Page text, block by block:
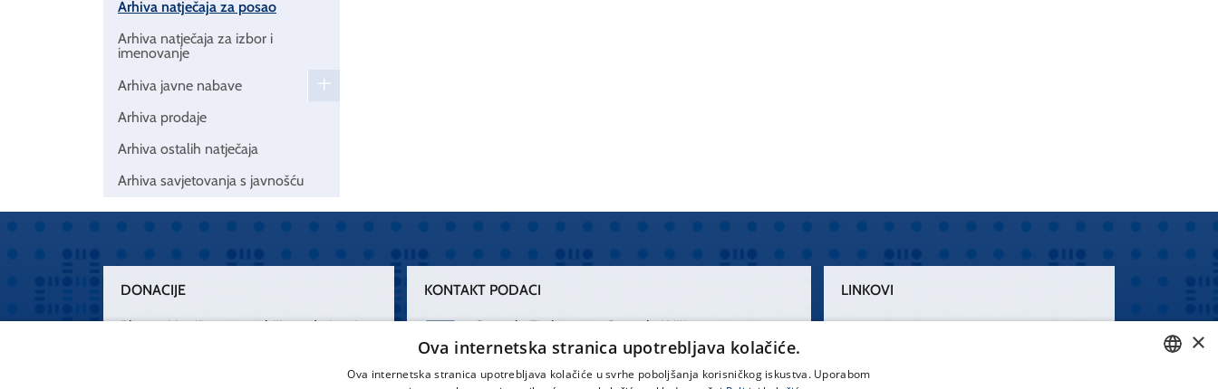
Arhiva natječaja za posao
Arhiva natječaja za izbor i
imenovanje
Arhiva javne nabave
Arhiva prodaje
Arhiva ostalih natječaja
Arhiva savjetovanja s javnošću
DONACIJE
Plemenitim činom nesebičnog darivanja
„Zarazimo“ se dobrotom, donirajmo od
KONTAKT PODACI
Centrala Firule
021 556 111
Centrala Križine
021 557 111
LINKOVI
×
Ova internetska stranica upotrebljava kolačiće.
Ova internetska stranica upotrebljava kolačiće u svrhe poboljšanja korisničkog iskustva. Uporabom